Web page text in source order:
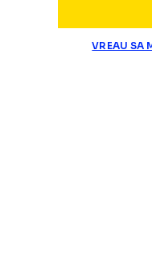
VREAU SA